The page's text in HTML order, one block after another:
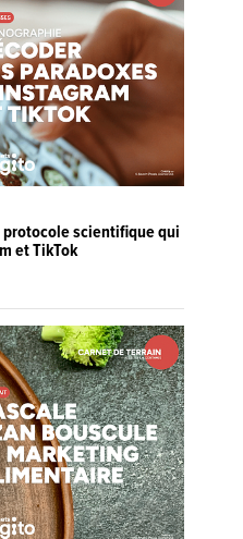
protocole scientifique qui
et TikTok